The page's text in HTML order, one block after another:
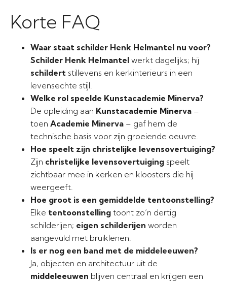
Korte FAQ
Waar staat schilder Henk Helmantel nu voor?
Schilder Henk Helmantel werkt dagelijks; hij
schildert stillevens en kerkinterieurs in een
levensechte stijl.
Welke rol speelde Kunstacademie Minerva?
De opleiding aan Kunstacademie Minerva –
toen Academie Minerva – gaf hem de
technische basis voor zijn groeiende oeuvre.
Hoe speelt zijn christelijke levensovertuiging?
Zijn christelijke levensovertuiging speelt
zichtbaar mee in kerken en kloosters die hij
weergeeft.
Hoe groot is een gemiddelde tentoonstelling?
Elke tentoonstelling toont zo’n dertig
schilderijen; eigen schilderijen worden
aangevuld met bruiklenen.
Is er nog een band met de middeleeuwen?
Ja, objecten en architectuur uit de
middeleeuwen blijven centraal en krijgen een